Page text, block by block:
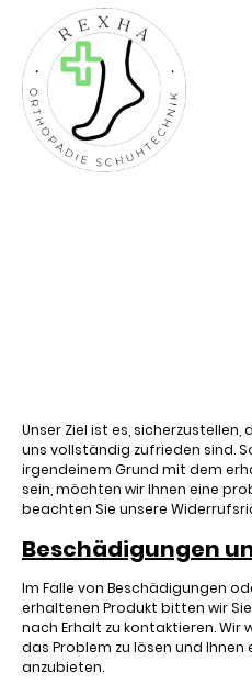
Unser Ziel ist es, sicherzustellen,
uns vollständig zufrieden sind.
irgendeinem Grund mit dem
sein, möchten wir Ihnen eine
beachten Sie unsere
Beschädigungen
Im Falle von Beschädigungen
erhaltenen Produkt bitten wir
nach Erhalt zu kontaktieren. Wir
das Problem zu lösen und
anzubieten.